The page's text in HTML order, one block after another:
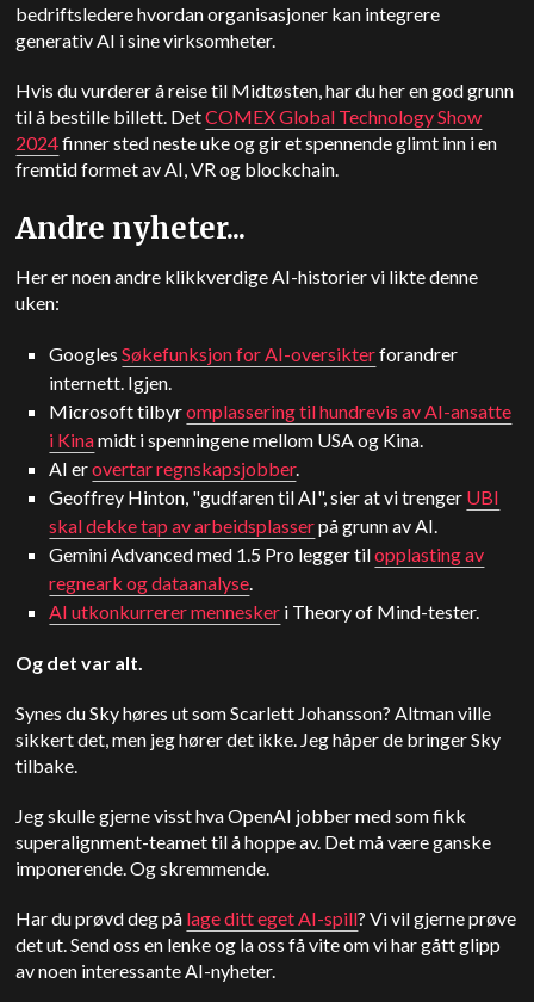
bedriftsledere hvordan organisasjoner kan integrere
generativ AI i sine virksomheter.
Hvis du vurderer å reise til Midtøsten, har du her en god grunn
til å bestille billett. DetCOMEX Global Technology Show
2024finner sted neste uke og gir et spennende glimt inn i en
fremtid formet av AI, VR og blockchain.
Andre nyheter...
Her er noen andre klikkverdige AI-historier vi likte denne
uken:
GooglesSøkefunksjon for AI-oversikterforandrer
internett. Igjen.
Microsoft tilbyromplassering til hundrevis av AI-ansatte
i Kinamidt i spenningene mellom USA og Kina.
AI erovertar regnskapsjobber.
Geoffrey Hinton, "gudfaren til AI", sier at vi trenger UBI
skal dekke tap av arbeidsplasserpå grunn av AI.
Gemini Advanced med 1.5 Pro legger tilopplasting av
regneark og dataanalyse
AI utkonkurrerer mennesker i Theory of Mind-tester.
Og det var alt.
Synes du Sky høres ut som Scarlett Johansson? Altman ville
sikkert det, men jeg hører det ikke. Jeg håper de bringer Sky
tilbake.
Jeg skulle gjerne visst hva OpenAI jobber med som fikk
superalignment-teamet til å hoppe av. Det må være ganske
imponerende. Og skremmende.
Har du prøvd deg på lage ditt eget AI-spill? Vi vil gjerne prøve
det ut. Send oss en lenke og la oss få vite om vi har gått glipp
av noen interessante AI-nyheter.